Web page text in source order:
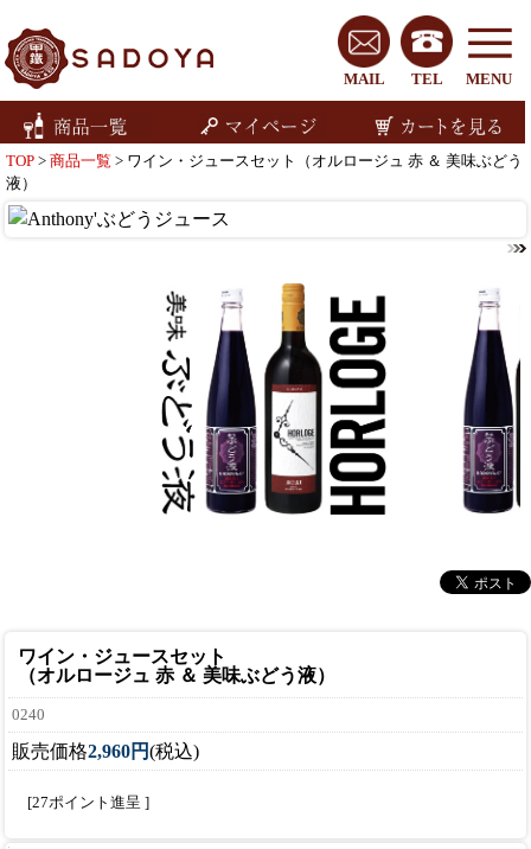
MENU
TEL
MAIL
TOP > 商品一覧 > ワイン・ジュースセット（オルロージュ 赤 ＆ 美味ぶどう
液）
ワイン・ジュースセット
（オルロージュ 赤 ＆ 美味ぶどう液）
0240
販売価格2,960円(税込)
[27ポイント進呈 ]